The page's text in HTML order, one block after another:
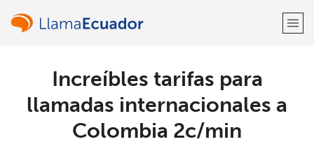
¡Bienvenido!
Increíbles tarifas para
llamadas internacionales a
Colombia ⁦2c⁩/min